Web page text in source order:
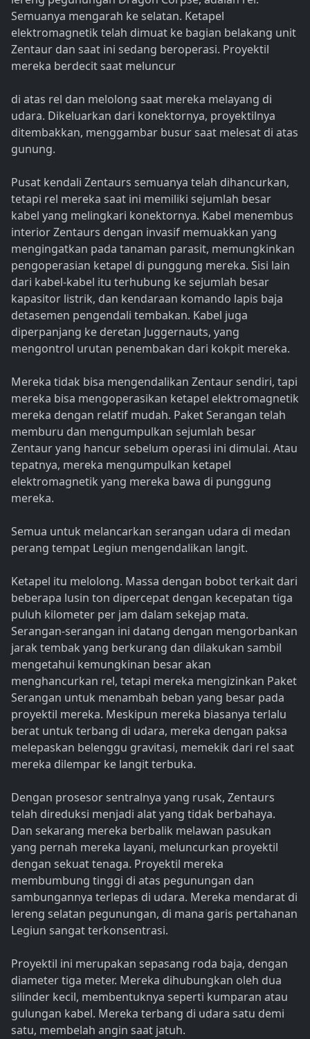
Semuanya mengarah ke selatan. Ketapel
elektromagnetik telah dimuat ke bagian belakang unit
Zentaur dan saat ini sedang beroperasi. Proyektil
mereka berdecit saat meluncur
di atas rel dan melolong saat mereka melayang di
udara. Dikeluarkan dari konektornya, proyektilnya
ditembakkan, menggambar busur saat melesat di atas
gunung.
Pusat kendali Zentaurs semuanya telah dihancurkan,
tetapi rel mereka saat ini memiliki sejumlah besar
kabel yang melingkari konektornya. Kabel menembus
interior Zentaurs dengan invasif memuakkan yang
mengingatkan pada tanaman parasit, memungkinkan
pengoperasian ketapel di punggung mereka. Sisi lain
dari kabel-kabel itu terhubung ke sejumlah besar
kapasitor listrik, dan kendaraan komando lapis baja
detasemen pengendali tembakan. Kabel juga
diperpanjang ke deretan Juggernauts, yang
mengontrol urutan penembakan dari kokpit mereka.
Mereka tidak bisa mengendalikan Zentaur sendiri, tapi
mereka bisa mengoperasikan ketapel elektromagnetik
mereka dengan relatif mudah. Paket Serangan telah
memburu dan mengumpulkan sejumlah besar
Zentaur yang hancur sebelum operasi ini dimulai. Atau
tepatnya, mereka mengumpulkan ketapel
elektromagnetik yang mereka bawa di punggung
mereka.
Semua untuk melancarkan serangan udara di medan
perang tempat Legiun mengendalikan langit.
Ketapel itu melolong. Massa dengan bobot terkait dari
beberapa lusin ton dipercepat dengan kecepatan tiga
puluh kilometer per jam dalam sekejap mata.
Serangan-serangan ini datang dengan mengorbankan
jarak tembak yang berkurang dan dilakukan sambil
mengetahui kemungkinan besar akan
menghancurkan rel, tetapi mereka mengizinkan Paket
Serangan untuk menambah beban yang besar pada
proyektil mereka. Meskipun mereka biasanya terlalu
berat untuk terbang di udara, mereka dengan paksa
melepaskan belenggu gravitasi, memekik dari rel saat
mereka dilempar ke langit terbuka.
Dengan prosesor sentralnya yang rusak, Zentaurs
telah direduksi menjadi alat yang tidak berbahaya.
Dan sekarang mereka berbalik melawan pasukan
yang pernah mereka layani, meluncurkan proyektil
dengan sekuat tenaga. Proyektil mereka
membumbung tinggi di atas pegunungan dan
sambungannya terlepas di udara. Mereka mendarat di
lereng selatan pegunungan, di mana garis pertahanan
Legiun sangat terkonsentrasi.
Proyektil ini merupakan sepasang roda baja, dengan
diameter tiga meter. Mereka dihubungkan oleh dua
silinder kecil, membentuknya seperti kumparan atau
gulungan kabel. Mereka terbang di udara satu demi
satu, membelah angin saat jatuh.